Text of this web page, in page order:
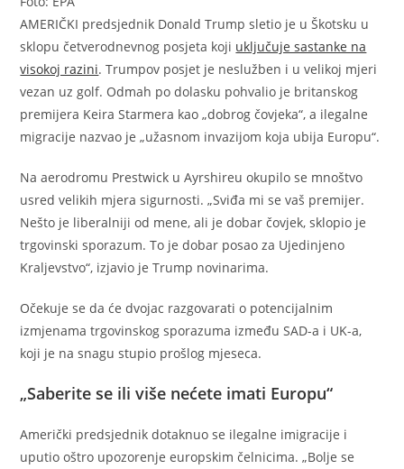
AMERIČKI predsjednik Donald Trump sletio je u Škotsku u
sklopu četverodnevnog posjeta koji uključuje sastanke na
visokoj razini. Trumpov posjet je neslužben i u velikoj mjeri
vezan uz golf. Odmah po dolasku pohvalio je britanskog
premijera Keira Starmera kao „dobrog čovjeka“, a ilegalne
migracije nazvao je „užasnom invazijom koja ubija Europu“.
Na aerodromu Prestwick u Ayrshireu okupilo se mnoštvo
usred velikih mjera sigurnosti. „Sviđa mi se vaš premijer.
Nešto je liberalniji od mene, ali je dobar čovjek, sklopio je
trgovinski sporazum. To je dobar posao za Ujedinjeno
Kraljevstvo“, izjavio je Trump novinarima.
Očekuje se da će dvojac razgovarati o potencijalnim
izmjenama trgovinskog sporazuma između SAD-a i UK-a,
koji je na snagu stupio prošlog mjeseca.
„Saberite se ili više nećete imati Europu“
Američki predsjednik dotaknuo se ilegalne imigracije i
uputio oštro upozorenje europskim čelnicima. „Bolje se